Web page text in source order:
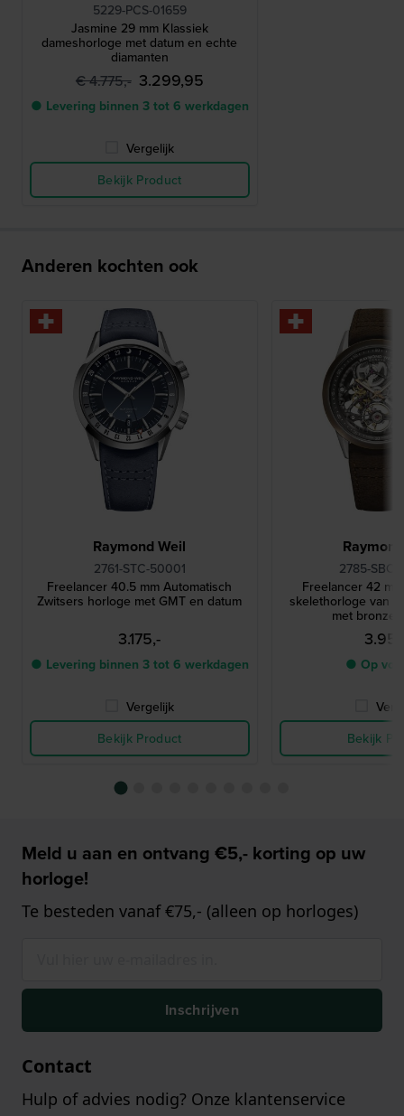
5229-PCS-01659
Jasmine 29 mm Klassiek
dameshorloge met datum en echte
diamanten
€ 4.775,- 3.299,95
● Levering binnen 3 tot 6 werkdagen
Vergelijk
Bekijk Product
Anderen kochten ook
Raymond Weil
2761-STC-50001
Freelancer 40.5 mm Automatisch
Zwitsers horloge met GMT en datum
3.175,-
● Levering binnen 3 tot 6 werkdagen
Vergelijk
Bekijk Product
2785-
Freelancer 42
skelethorloge van
met
● Op
Bekijk
Meld u aan en ontvang €5,- korting op uw
horloge!
Te besteden vanaf €75,- (alleen op horloges)
Inschrijven
Contact
Hulp of advies nodig? Onze klantenservice